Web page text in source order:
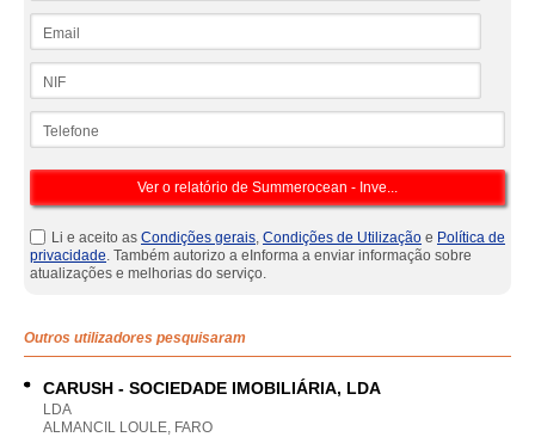
Li e aceito as Condições gerais, Condições de Utilização e Política de
privacidade. Também autorizo a eInforma a enviar informação sobre
atualizações e melhorias do serviço.
Outros utilizadores pesquisaram
CARUSH - SOCIEDADE IMOBILIÁRIA, LDA
LDA
ALMANCIL LOULE, FARO